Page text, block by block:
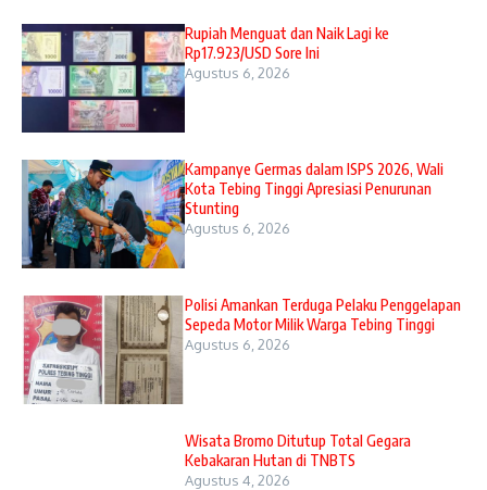
Rupiah Menguat dan Naik Lagi ke
Rp17.923/USD Sore Ini
Agustus 6, 2026
Kampanye Germas dalam ISPS 2026, Wali
Kota Tebing Tinggi Apresiasi Penurunan
Stunting
Agustus 6, 2026
Polisi Amankan Terduga Pelaku Penggelapan
Sepeda Motor Milik Warga Tebing Tinggi
Agustus 6, 2026
Wisata Bromo Ditutup Total Gegara
Kebakaran Hutan di TNBTS
Agustus 4, 2026